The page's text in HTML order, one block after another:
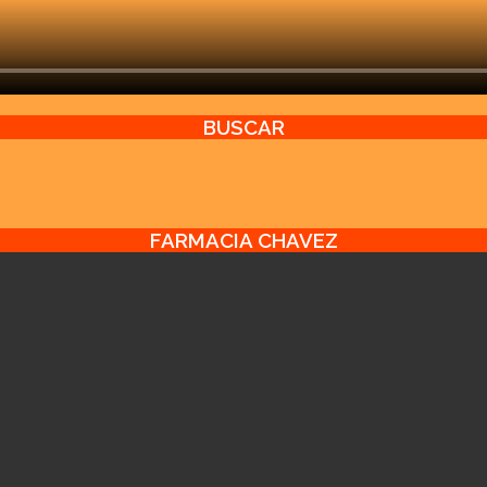
BUSCAR
FARMACIA CHAVEZ